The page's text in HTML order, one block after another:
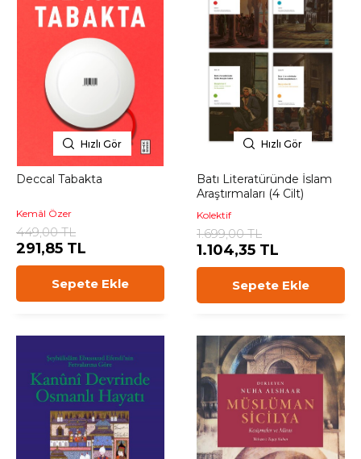
Hızlı Gör
Deccal Tabakta
Kemâl Özer
449,00 TL
291,85 TL
Sepete Ekle
Hızlı Gör
Batı Literatüründe İslam
Araştırmaları (4 Cilt)
Kolektif
1.699,00 TL
1.104,35 TL
Sepete Ekle